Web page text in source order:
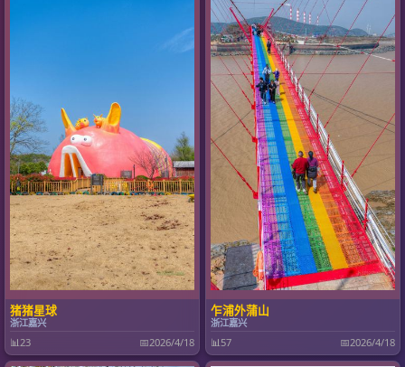
猪猪星球
浙江嘉兴
📊23 📅2026/4/18
乍浦外蒲山
浙江嘉兴
📊57 📅2026/4/18